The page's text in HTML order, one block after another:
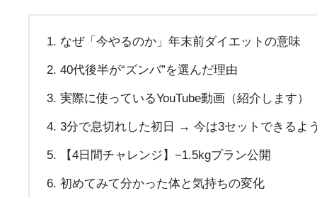
なぜ「今やるのか」年末前ダイエットの意味
40代後半が“ズンバ”を選んだ理由
実際に使っているYouTube動画（紹介します）
3分で息切れした初日 → 今は3セットできるよ
【4日間チャレンジ】−1.5kgプラン公開
初めてみて分かった体と気持ちの変化